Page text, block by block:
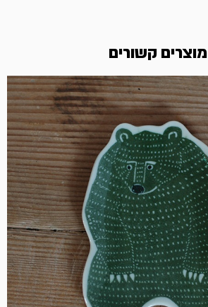
מוצרים קשורים